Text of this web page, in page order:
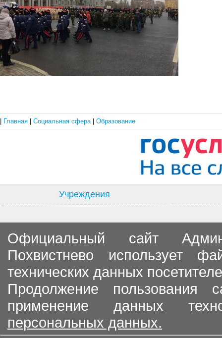
Главная Социальная сфера Образование
Учреждения
Официальный сайт
Похвистнево использует
технических данных
Продолжение пользования
применение данных
персональных данных.